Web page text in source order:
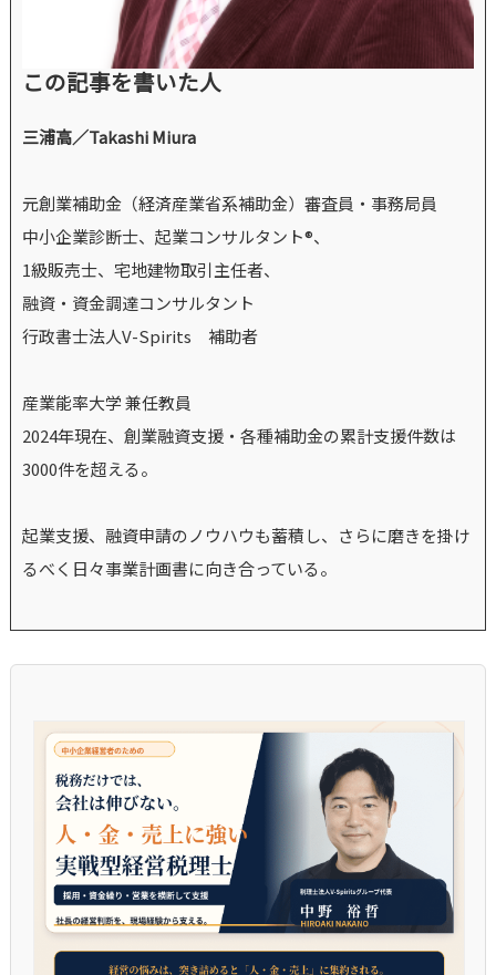
この記事を書いた人
三浦高／Takashi Miura
元創業補助金（経済産業省系補助金）審査員・事務局員
中小企業診断士、起業コンサルタント®、
1級販売士、宅地建物取引主任者、
融資・資金調達コンサルタント
行政書士法人V-Spirits 補助者
産業能率大学 兼任教員
2024年現在、創業融資支援・各種補助金の累計支援件数は
3000件を超える。
起業支援、融資申請のノウハウも蓄積し、さらに磨きを掛け
るべく日々事業計画書に向き合っている。